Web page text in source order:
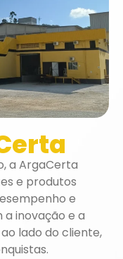
a ArgaCerta
e produtos
e
inovação e a
lado do cliente,